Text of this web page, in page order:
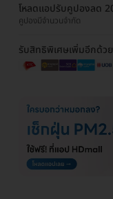
โหลดแอปรับคูปองลด
คูปองมีจำนวนจำกัด
รับสิทธิพิเศษเพิ่มอีกด้ว